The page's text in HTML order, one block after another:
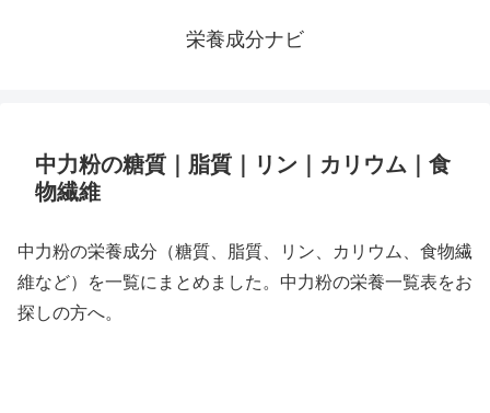
栄養成分ナビ
中力粉の糖質｜脂質｜リン｜カリウム｜食
物繊維
中力粉の栄養成分（糖質、脂質、リン、カリウム、食物繊
維など）を一覧にまとめました。中力粉の栄養一覧表をお
探しの方へ。